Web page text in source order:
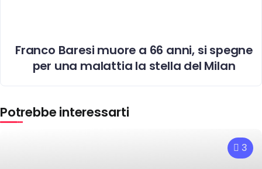
Franco Baresi muore a 66 anni, si spegne
per una malattia la stella del Milan
Potrebbe interessarti
3